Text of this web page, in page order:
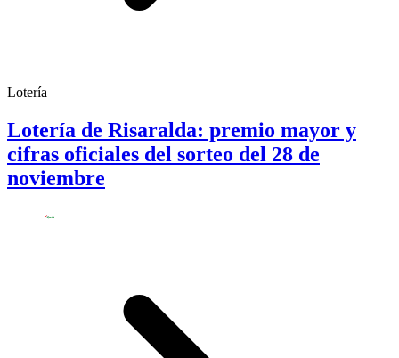
Lotería
Lotería de Risaralda: premio mayor y
cifras oficiales del sorteo del 28 de
noviembre